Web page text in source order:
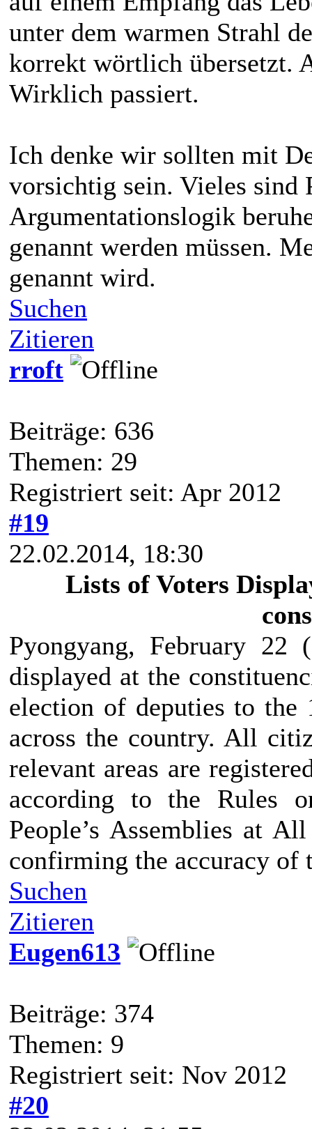
unter dem warmen Strahl
korrekt wörtlich übersetzt.
Wirklich passiert.
Ich denke wir sollten mit
vorsichtig sein. Vieles sind
Argumentationslogik
genannt werden müssen.
genannt wird.
Suchen
Zitieren
rroft
Beiträge: 636
Themen: 29
Registriert seit: Apr 2012
#19
22.02.2014, 18:30
Lists of Voters
Pyongyang, February
displayed at the
election of deputies to the
across the country. All
relevant areas are
according to the Rules
People’s Assemblies at
confirming the accuracy of
Suchen
Zitieren
Eugen613
Beiträge: 374
Themen: 9
Registriert seit: Nov 2012
#20